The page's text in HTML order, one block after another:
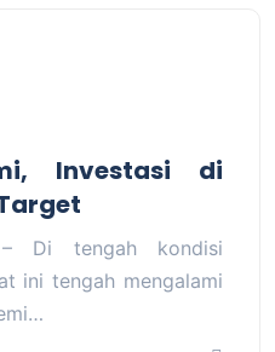
Investasi di
– Di tengah kondisi
ini tengah mengalami